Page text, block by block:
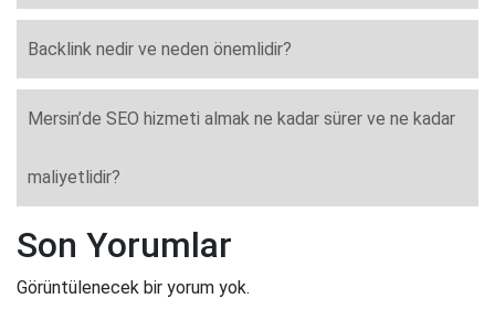
Backlink nedir ve neden önemlidir?
Mersin’de SEO hizmeti almak ne kadar sürer ve ne kadar
maliyetlidir?
Son Yorumlar
Görüntülenecek bir yorum yok.